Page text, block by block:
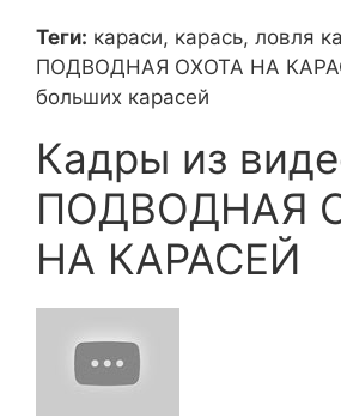
Теги: караси, карась, ловля
ПОДВОДНАЯ ОХОТА НА
больших карасей
Кадры из
ПОДВОДНАЯ
НА КАРАСЕЙ